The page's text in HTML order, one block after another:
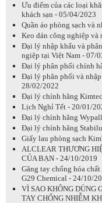
Ưu điểm của các loại
khách sạn - 05/04/2023
Quần áo phòng sạch và
Keo dán công nghiệp
Đại lý nhập khẩu và
ngiệp tại Việt Nam - 07/
Đại lý phân phối chính
Đại lý phân phối và
28/02/2022
Đại lý chính hãng
Lịch Nghỉ Tết - 20/01/
Đại lý chính hãng
Đại lý chính hãng
Giấy lau phòng sạch
ALCLEAR THƯƠNG
CỦA BẠN - 24/10/2019
Găng tay chống hóa
G29 Chemical - 24/10/
VÌ SAO KHÔNG DÙNG
TAY CHỐNG NHIỄM